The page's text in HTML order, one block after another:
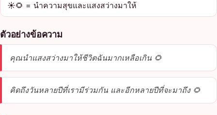
☀️🌻 = นำความสุขและแสงสว่างมาให้
ตัวอย่างข้อความ
คุณนำแสงสว่างมาให้ชีวิตฉันมากเหลือเกิน 🌻
คิดถึงวันหลายปีที่เรามีร่วมกัน และอีกหลายปีที่จะมาถึง 🌻